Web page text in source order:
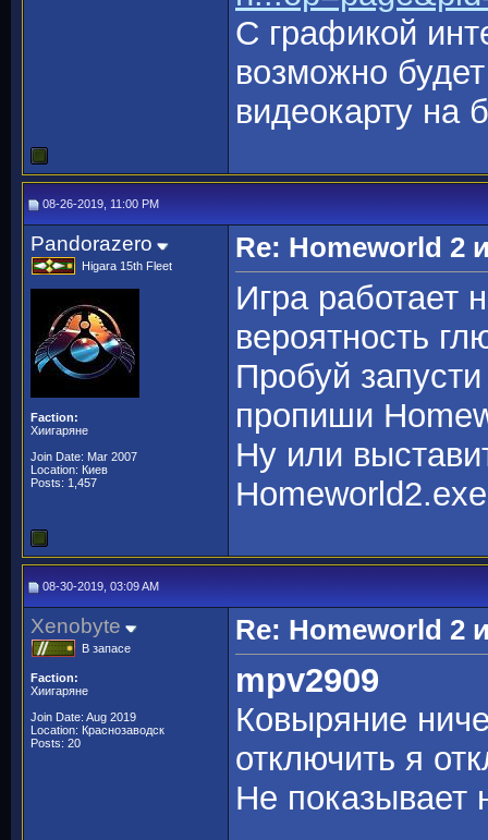
С графикой
возможно
видеокарту на
08-26-2019, 11:00 PM
Pandorazero
Higara 15th Fleet
Faction:
Хиигаряне
Join Date: Mar 2007
Location: Киев
Posts: 1,457
Re: Homeworld 2
Игра работает
вероятность
Пробуй
пропиши
Ну или
08-30-2019, 03:09 AM
Xenobyte
В запасе
Faction:
Хиигаряне
Join Date: Aug 2019
Location: Краснозаводск
Posts: 20
Re: Homeworld 2
mpv2909
Ковыряние
отключить я
Не показывает